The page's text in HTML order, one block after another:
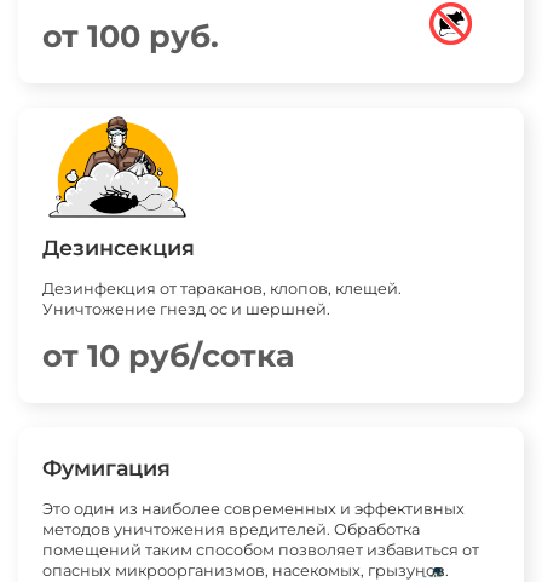
от 100 руб.
Дезинсекция
Дезинфекция от тараканов, клопов, клещей.
Уничтожение гнезд ос и шершней.
от 10 руб/сотка
Фумигация
Это один из наиболее современных и эффективных
методов уничтожения вредителей. Обработка
помещений таким способом позволяет избавиться от
опасных микроорганизмов, насекомых, грызунов.